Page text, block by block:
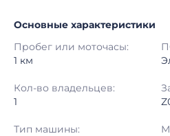
Начало торгов:
Конец торгов:
Тип аукциона:
Основные характеристики
Пробег или моточасы:
1 км
Кол-во владельцев:
1
Тип машины: